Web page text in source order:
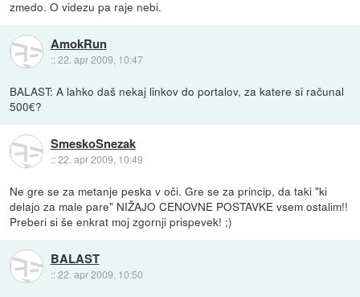
zmedo. O videzu pa raje nebi.
AmokRun
::22. apr 2009, 10:47
BALAST: A lahko daš nekaj linkov do portalov, za katere si računal
500€?
SmeskoSnezak
::22. apr 2009, 10:49
Ne gre se za metanje peska v oči. Gre se za princip, da taki "ki
delajo za male pare" NIŽAJO CENOVNE POSTAVKE vsem ostalim!!
Preberi si še enkrat moj zgornji prispevek! ;)
BALAST
::22. apr 2009, 10:50